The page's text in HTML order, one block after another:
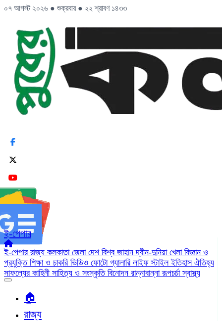
০৭ আগস্ট ২০২৬ ● শুক্রবার ● ২২ শ্রাবণ ১৪৩৩
ই-পেপার
ই-পেপার রাজ্য কলকাতা জেলা দেশ বিশ্ব জাহানদ্বীন-দুনিয়া খেলা বিজ্ঞান ও
প্রযুক্তি শিক্ষা ও চাকরি ভিডিও ফোটো গ্যালারি লাইফ স্টাইলইতিহাস ঐতিহ্য
সাফল্যের কাহিনী সাহিত্য ও সংস্কৃতি বিনোদন রান্নাবান্নারূপচর্চাস্বাস্থ্য
🏠︎
রাজ্য